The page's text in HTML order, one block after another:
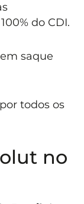
do CDI.
saque
todos os
no